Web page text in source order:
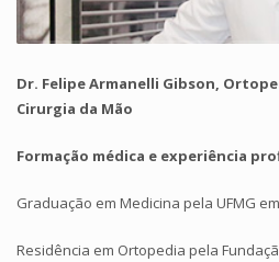
Dr. Felipe Armanelli Gibson,
Cirurgia da Mão
Formação médica e experiência
Graduação em Medicina pela UFMG
Residência em Ortopedia pela